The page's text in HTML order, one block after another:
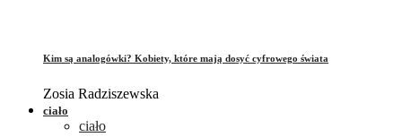
Kim są analogówki? Kobiety, które mają dosyć cyfrowego świata
Zosia Radziszewska
ciało
ciało